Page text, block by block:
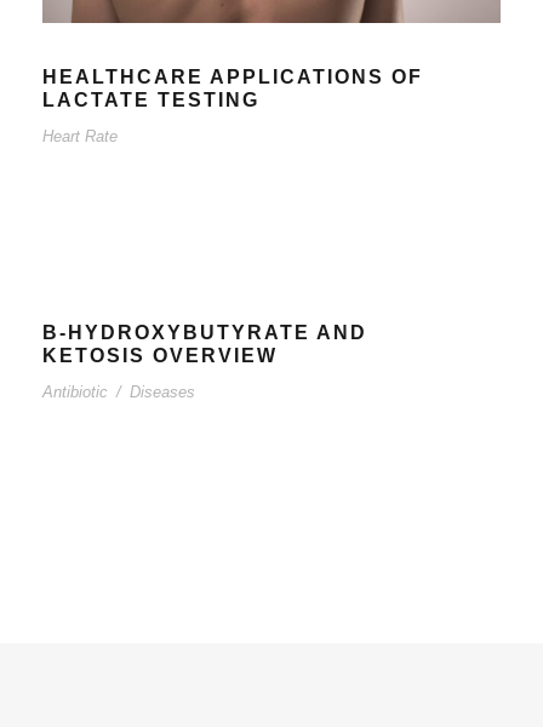
HEALTHCARE APPLICATIONS OF
LACTATE TESTING
Heart Rate
B-HYDROXYBUTYRATE AND
KETOSIS OVERVIEW
Antibiotic / Diseases